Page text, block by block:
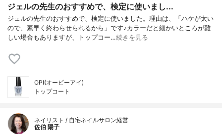
ジェルの先生のおすすめで、検定に使いまし...
ジェルの先生のおすすめで、検定に使いました。理由は、「ハケが太い
ので、素早く終わらせられるから」です♪カラーだと細かいところが難
しい場合もありますが、トップコー…続きを見る
OPI(オーピーアイ)
トップコート
ネイリスト / 自宅ネイルサロン経営
佐伯 陽子